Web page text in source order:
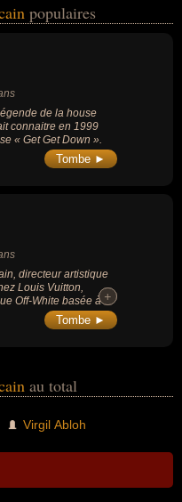
musique électronique, de la
électronique,
populaires
de la house
connaitre en 1999
« Get Get Down ».
Tombe ►
directeur artistique
Louis Vuitton,
Off-White basée à
de mélanger luxe et
designer, disc
+
+
Tombe ►
au total
Virgil Abloh